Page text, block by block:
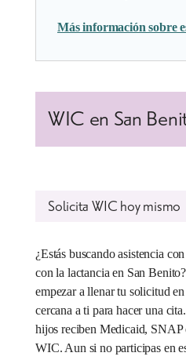
Más información sobre
WIC en San
Solicita WIC hoy mismo
¿Estás buscando asistencia
con la lactancia en San
empezar a llenar tu solicitud
cercana a ti para hacer una
hijos reciben Medicaid, SNAP
WIC. Aun si no participas en